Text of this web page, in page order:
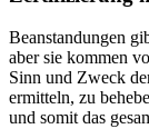
Beanstandungen
aber sie kommen
Sinn und Zweck
ermitteln, zu
und somit das